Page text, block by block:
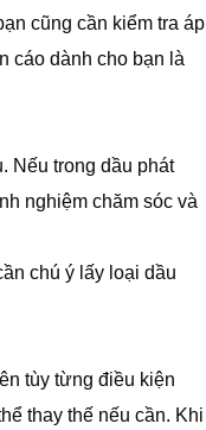
cũng cần kiểm tra áp
cáo dành cho bạn là
Nếu trong dầu phát
nghiệm chăm sóc và
chú ý lấy loại dầu
tùy từng điều kiện
thay thế nếu cần. Khi